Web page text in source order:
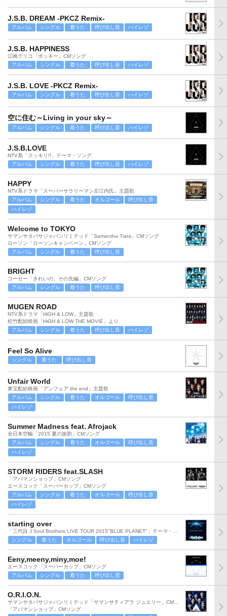
J.S.B. DREAM -PKCZ Remix-
アルバム シングル 着うた 呼び出し音 ハイレゾ
J.S.B. HAPPINESS
江崎グリコ「ポッキー」CMソング
アルバム
シングル 着うた 呼び出し音 ハイレゾ
J.S.B. LOVE -PKCZ Remix-
アルバム シングル 着うた 呼び出し音 ハイレゾ
空に住む～Living in your sky～
アルバム シングル 着うた 呼び出し音 ハイレゾ
J.S.B.LOVE
NTV系「スッキリ!!」テーマ・ソング
アルバム
シングル 着うた 呼び出し音 ハイレゾ
HAPPY
NTV系ドラマ「スーパーサラリーマン左江内氏」主題歌
アルバム
シングル 着うた オルゴール
呼び出し音
ハイレゾ
Welcome to TOKYO
サマンサタバサジャパンリミテッド「Samantha Tiara」CMソング
ローソン「ローソンキャンペーン」CMソング
アルバム
シングル 着うた 呼び出し音
BRIGHT
コーセー「きれいの、その先編」CMソング
アルバム
シングル 着うた 呼び出し音
MUGEN ROAD
NTV系ドラマ「HiGH & LOW」主題歌
松竹配給映画「HiGH & LOW THE MOVIE」より
アルバム
シングル 着うた 呼び出し音 ハイレゾ
Feel So Alive
シングル 着うた 呼び出し音
Unfair World
東宝配給映画「アンフェア the end」主題歌
アルバム
シングル 着うた オルゴール
呼び出し音
ハイレゾ
Summer Madness feat. Afrojack
全日本空輸「2015 夏の旅割」CMソング
アルバム
シングル 着うた オルゴール
呼び出し音
ハイレゾ
STORM RIDERS feat.SLASH
「アパマンショップ」CMソング
エースコック「スーパーカップ」CMソング
アルバム
シングル 着うた オルゴール
呼び出し音
ハイレゾ
starting over
「三代目 J Soul Brothers LIVE TOUR 2015"BLUE PLANET"」テーマ・ソング
シングル
着うた オルゴール 呼び出し音 ハイレゾ
Eeny,meeny,miny,moe!
エースコック「スーパーカップ」CMソング
アルバム
シングル 着うた 呼び出し音
O.R.I.O.N.
サマンサタバサジャパンリミテッド「サマンサティアラ ジュエリー」CMソング
「アパマンショップ」CMソング